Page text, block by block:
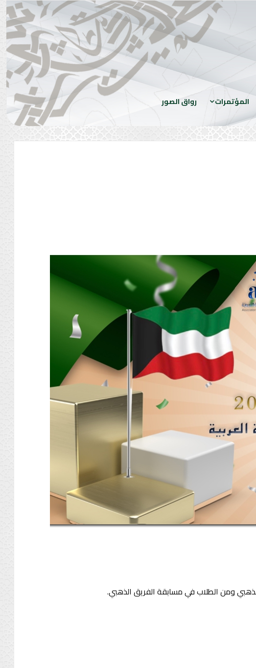
المؤتمرات رواق الصور
ومن الطلاب في مسابقة الفريق الذهبي.